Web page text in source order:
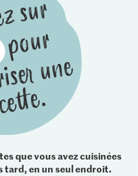
que vous avez cuisinées
tard, en un seul endroit.